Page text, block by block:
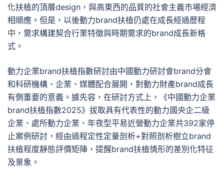
化扶植的頂層design，與高東西的品質的社會主義市場經濟
相順應。但是，以後動力brand扶植仍處在成長經過歷程
中，需求構建契合行業特徵與時期需求的brand成長新格
式。
動力企業brand扶植指數研討由中國動力研討會brand分會
和科研機構、企業、媒體配合展開，對動力財產brand成長
有側重要的意義。據先容，在研討方式上，《中國動力企業
brand扶植指數2025》拔取具有代表性的動力國央企二級
企業、處所動力企業、年夜型平易近營動力企業共392家停
止案例研討，經由過程定性定量剖析+對照剖析樹立brand
扶植程度靜態評價矩陣，提醒brand扶植情形的差別化特征
及景象。